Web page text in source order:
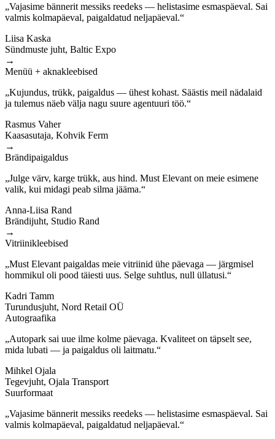
„Vajasime bännerit messiks reedeks — helistasime esmaspäeval. Sai
valmis kolmapäeval, paigaldatud neljapäeval.“
Liisa Kaska
Sündmuste juht, Baltic Expo
→
Menüü + aknakleebised
„Kujundus, trükk, paigaldus — ühest kohast. Säästis meil nädalaid
ja tulemus näeb välja nagu suure agentuuri töö.“
Rasmus Vaher
Kaasasutaja, Kohvik Ferm
→
Brändipaigaldus
„Julge värv, karge trükk, aus hind. Must Elevant on meie esimene
valik, kui midagi peab silma jääma.“
Anna-Liisa Rand
Brändijuht, Studio Rand
→
Vitriinikleebised
„Must Elevant paigaldas meie vitriinid ühe päevaga — järgmisel
hommikul oli pood täiesti uus. Selge suhtlus, null üllatusi.“
Kadri Tamm
Turundusjuht, Nord Retail OÜ
Autograafika
„Autopark sai uue ilme kolme päevaga. Kvaliteet on täpselt see,
mida lubati — ja paigaldus oli laitmatu.“
Mihkel Ojala
Tegevjuht, Ojala Transport
Suurformaat
„Vajasime bännerit messiks reedeks — helistasime esmaspäeval. Sai
valmis kolmapäeval, paigaldatud neljapäeval.“